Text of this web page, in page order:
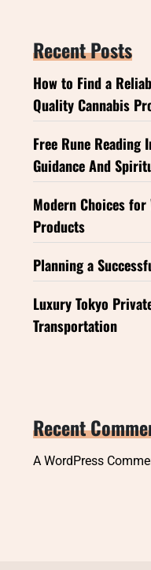
Recent Posts
How to Find a
Quality Cannabis
Free Rune Reading
Guidance And
Modern Choices
Products
Planning a
Luxury Tokyo
Transportation
Recent
A WordPress